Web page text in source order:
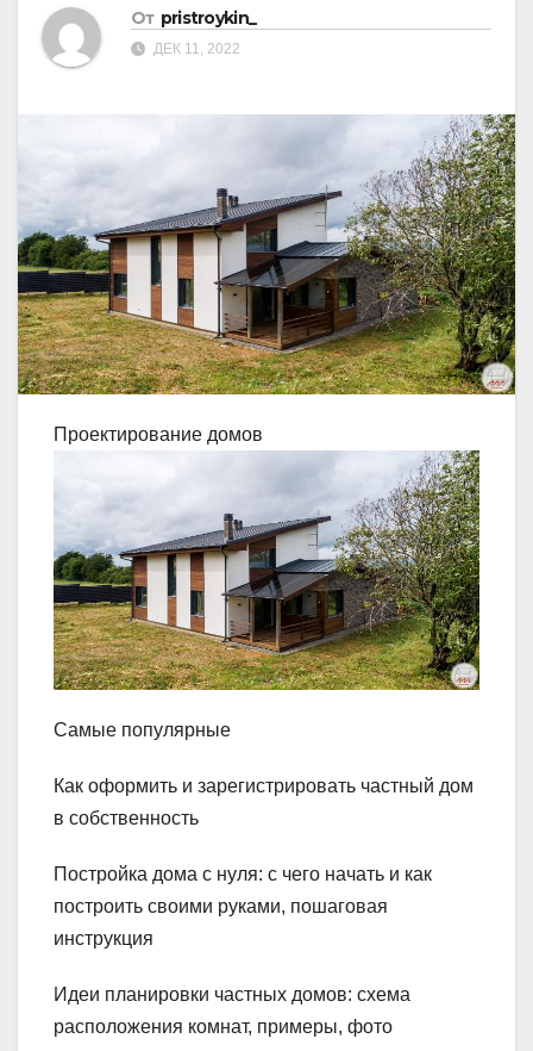
От pristroykin_
ДЕК 11, 2022
Проектирование домов
Самые популярные
Как оформить и зарегистрировать частный дом
в собственность
Постройка дома с нуля: с чего начать и как
построить своими руками, пошаговая
инструкция
Идеи планировки частных домов: схема
расположения комнат, примеры, фото